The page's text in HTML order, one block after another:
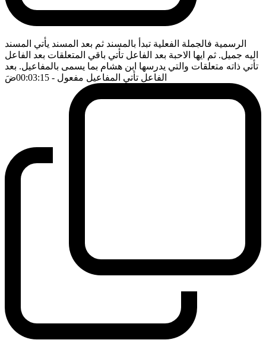
الرسمية فالجملة الفعلية تبدأ بالمسند ثم بعد المسند يأتي المسند
اليه جميل. ثم ايها الاحبة بعد الفاعل تأتي باقي المتعلقات بعد الفاعل
تأتي ذاته متعلقات والتي يدرسها ابن هشام بما يسمى بالمفاعيل. بعد
الفاعل تأتي المفاعيل مفعول - 00:03:15 ضَ